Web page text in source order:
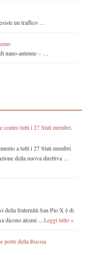
un traffico …
nano-antenne – …
contro tutti i 27 Stati membri.
a tutti i 27 Stati membri
della nuova direttiva …
della fraternità San Pio X è di
dicono alcuni … Leggi tutto »
porte della Russia